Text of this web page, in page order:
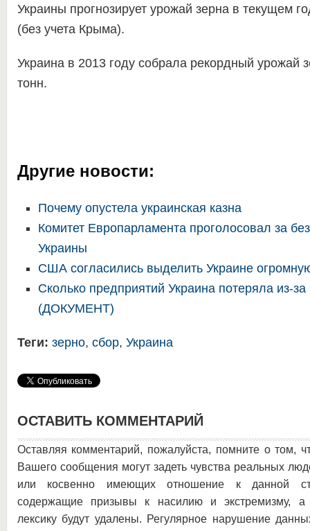
Украины прогнозирует урожай зерна в текущем
(без учета Крыма).
Украина в 2013 году собрала рекордный урожай
тонн.
Другие новости:
Почему опустела украинская казна
Комитет Европарламента проголосовал за
Украины
США согласились выделить Украине
Сколько предприятий Украина потеряла из-
(ДОКУМЕНТ)
Теги: зерно, сбор, Украина
ОСТАВИТЬ КОММЕНТАРИЙ
Оставляя комментарий, пожалуйста, помните о том,
Вашего сообщения могут задеть чувства реальных
или косвенно имеющих отношение к данной
содержащие призывы к насилию и экстремизму, а
лексику будут удалены. Регулярное нарушение